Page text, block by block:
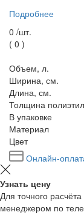
Подробнее
0 /шт.
( 0 )
Объем, л.
Ширина, см.
Длина, см.
Толщина
В упаковке
Материал
Цвет
Онлайн-
Узнать цену
Для точного
менеджером по